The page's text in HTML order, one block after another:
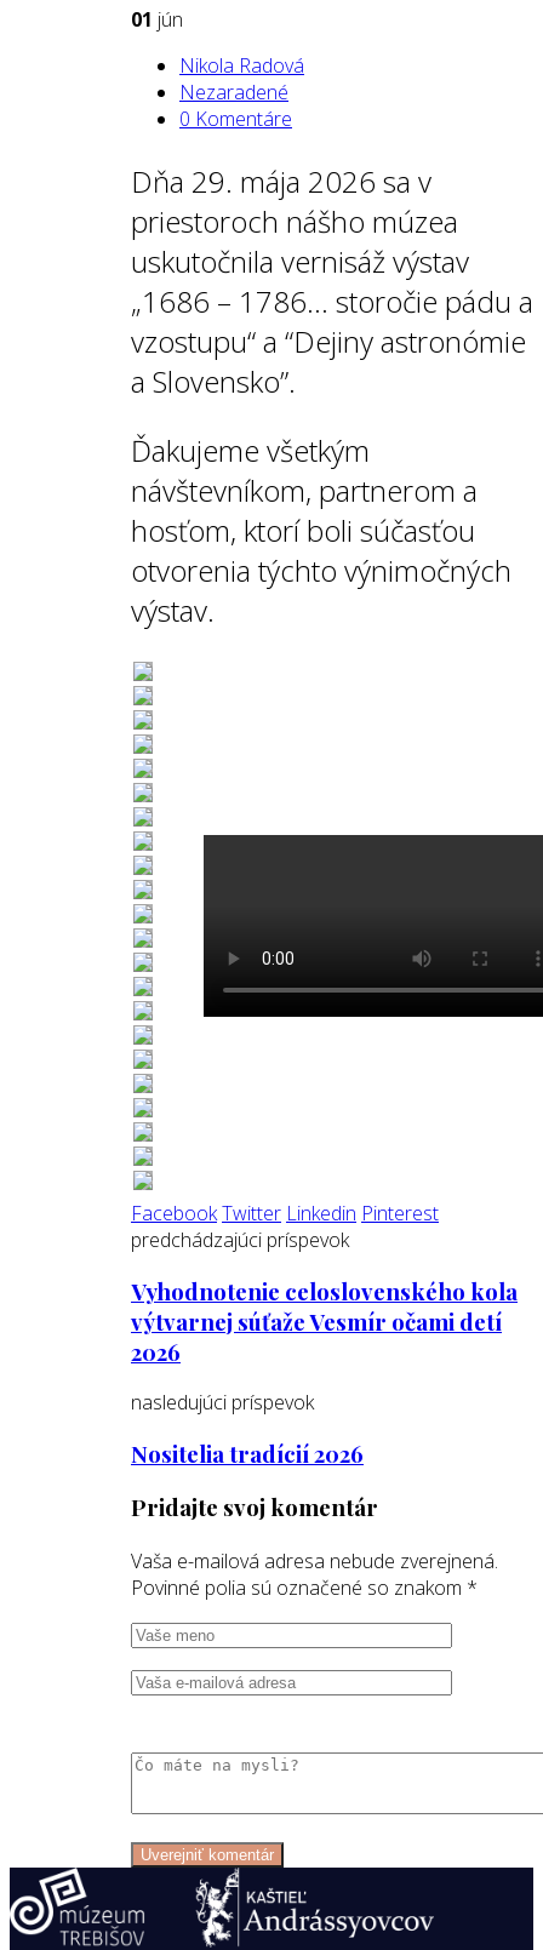
01 jún
Nikola Radová
Nezaradené
0 Komentáre
Dňa 29. mája 2026 sa v
priestoroch nášho múzea
uskutočnila vernisáž výstav
„1686 – 1786… storočie pádu a
vzostupu“ a “Dejiny astronómie
a Slovensko”.
Ďakujeme všetkým
návštevníkom, partnerom a
hosťom, ktorí boli súčasťou
otvorenia týchto výnimočných
výstav.
FacebookTwitter Linkedin Pinterest
predchádzajúci príspevok
Vyhodnotenie celoslovenského kola
výtvarnej súťaže Vesmír očami detí
2026
nasledujúci príspevok
Nositelia tradícií 2026
Pridajte svoj komentár
Vaša e-mailová adresa nebude zverejnená.
Povinné polia sú označené so znakom *
Uverejniť komentár